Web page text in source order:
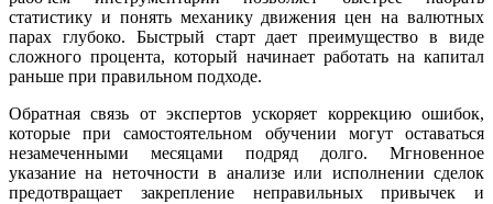
статистику и понять механику движения цен на валютных
парах глубоко. Быстрый старт дает преимущество в виде
сложного процента, который начинает работать на капитал
раньше при правильном подходе.
Обратная связь от экспертов ускоряет коррекцию ошибок,
которые при самостоятельном обучении могут оставаться
незамеченными месяцами подряд долго. Мгновенное
указание на неточности в анализе или исполнении сделок
предотвращает закрепление неправильных привычек и